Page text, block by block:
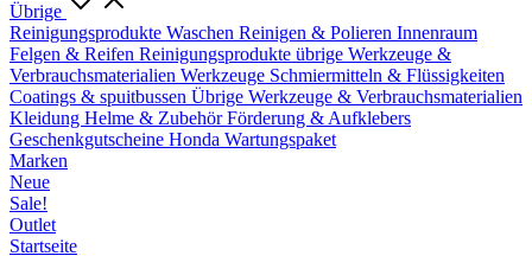
Übrige
Reinigungsprodukte Waschen Reinigen & Polieren Innenraum
Felgen & Reifen Reinigungsprodukte übrige Werkzeuge &
Verbrauchsmaterialien Werkzeuge Schmiermitteln & Flüssigkeiten
Coatings & spuitbussen Übrige Werkzeuge & Verbrauchsmaterialien
Kleidung Helme & ZubehörFörderung & Aufklebers
Geschenkgutscheine Honda Wartungspaket
Marken
Neue
Sale!
Outlet
Startseite